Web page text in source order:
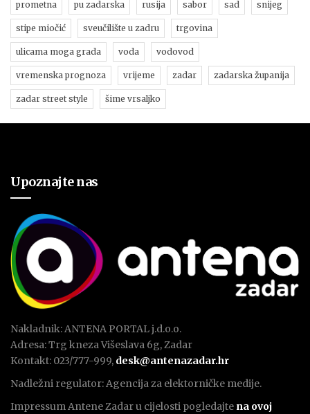
prometna pu zadarska rusija sabor sad snijeg
stipe miočić sveučilište u zadru trgovina
ulicama moga grada voda vodovod
vremenska prognoza vrijeme zadar zadarska županija
zadar street style šime vrsaljko
Upoznajte nas
Nakladnik: ANTENA PORTAL j.d.o.o.
Adresa: Trg kneza Višeslava 6g, Zadar
Kontakt: 023/777-999, desk@antenazadar.hr
Nadležni regulator: Agencija za elektorničke medije.
Impressum Antene Zadar u cijelosti pogledajte na ovoj